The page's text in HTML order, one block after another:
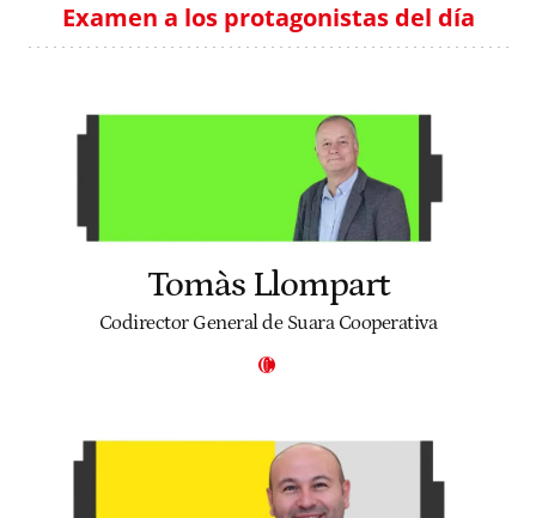
Examen a los protagonistas del día
Tomàs Llompart
Codirector General de Suara Cooperativa